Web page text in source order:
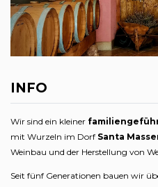
INFO
Wir sind ein kleiner
mit Wurzeln im Dorf Santa
Weinbau und der Herstellung von
Seit fünf Generationen bauen wir